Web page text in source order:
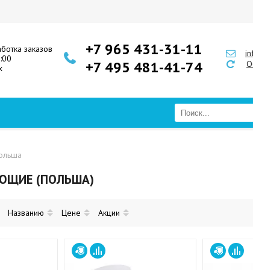
заказов
+7 965 431-31-11
+7 495 481-41-74
(ПОЛЬША)
Названию Цене Акции